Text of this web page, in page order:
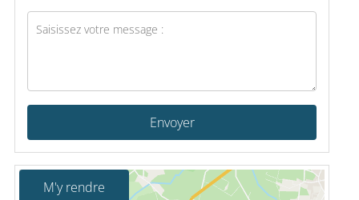
Envoyer
M'y rendre